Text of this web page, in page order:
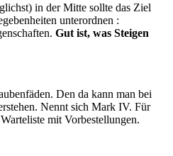
in der Mitte sollte das Ziel
unterordnen :
Gut ist, was Steigen
Den da kann man bei
Nennt sich Mark IV. Für
mit Vorbestellungen.